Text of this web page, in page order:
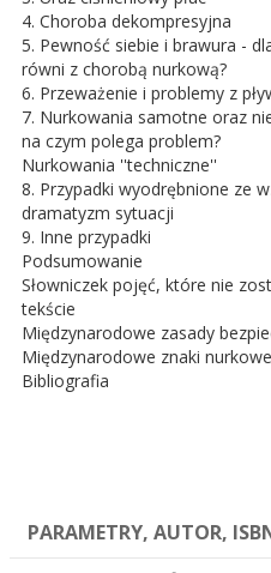
4. Choroba dekompresyjna
5. Pewność siebie i brawura -
równi z chorobą nurkową?
6. Przeważenie i problemy z
7. Nurkowania samotne oraz
na czym polega problem?
Nurkowania ''techniczne''
8. Przypadki wyodrębnione ze
dramatyzm sytuacji
9. Inne przypadki
Podsumowanie
Słowniczek pojęć, które nie
tekście
Międzynarodowe zasady
Międzynarodowe znaki nurkowe
Bibliografia
PARAMETRY, AUTOR,